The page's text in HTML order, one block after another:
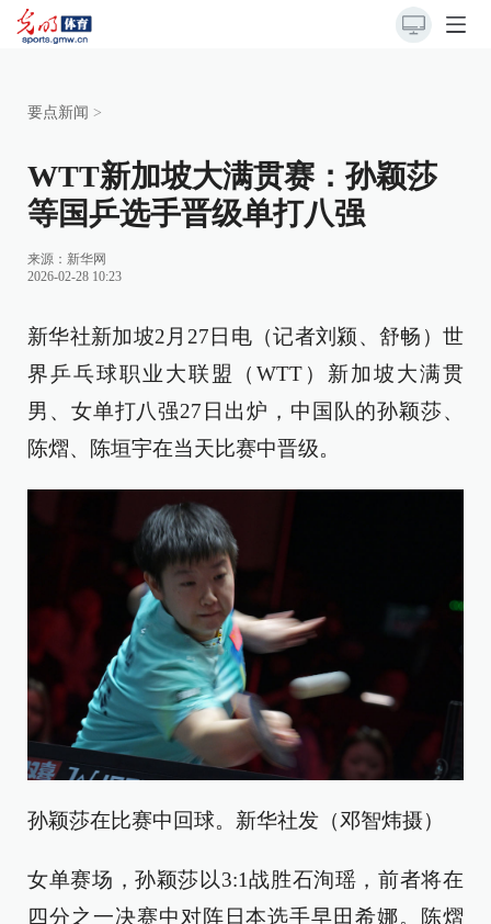
要点新闻 >
WTT新加坡大满贯赛：孙颖莎
等国乒选手晋级单打八强
来源： 新华网
2026-02-28 10:23
新华社新加坡2月27日电（记者刘颍、舒畅）世
界乒乓球职业大联盟（WTT）新加坡大满贯
男、女单打八强27日出炉，中国队的孙颖莎、
陈熠、陈垣宇在当天比赛中晋级。
孙颖莎在比赛中回球。新华社发（邓智炜摄）
女单赛场，孙颖莎以3:1战胜石洵瑶，前者将在
四分之一决赛中对阵日本选手早田希娜。陈熠